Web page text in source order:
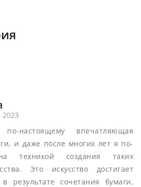
2023
настоящему впечатляющая
и даже после многих лет я по-
техникой создания таких
Это искусство достигает
результате сочетания бумаги,